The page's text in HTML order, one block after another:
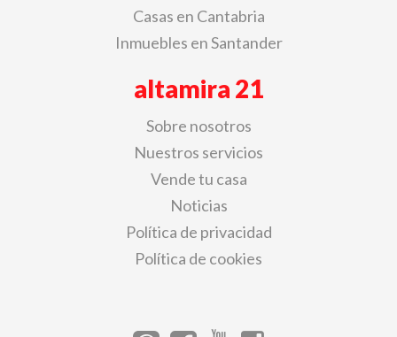
Casas en Cantabria
Inmuebles en Santander
altamira 21
Sobre nosotros
Nuestros servicios
Vende tu casa
Noticias
Política de privacidad
Política de cookies